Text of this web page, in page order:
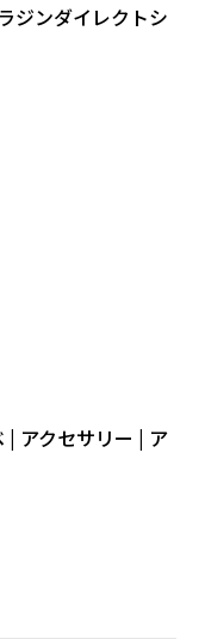
ジンダイレクトシ
アクセサリー | ア